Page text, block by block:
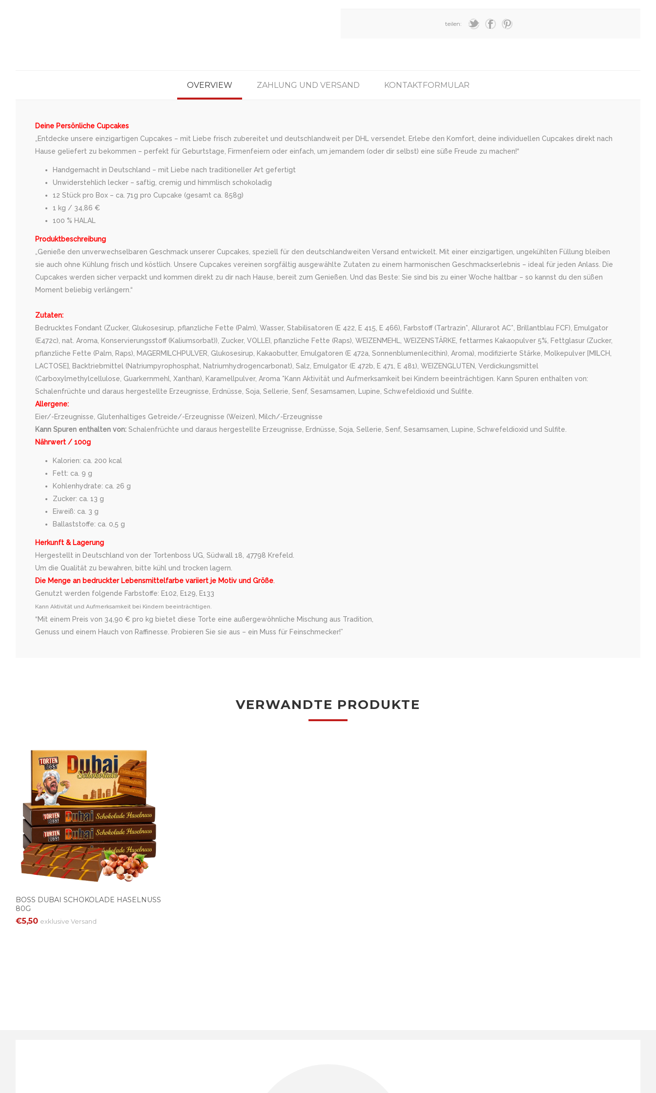
teilen:
OVERVIEW ZAHLUNG UND VERSAND KONTAKTFORMULAR
Deine Persönliche Cupcakes
„Entdecke unsere einzigartigen Cupcakes – mit Liebe frisch zubereitet und deutschlandweit per DHL versendet. Erlebe den Komfort, deine individuellen Cupcakes direkt nach
Hause geliefert zu bekommen – perfekt für Geburtstage, Firmenfeiern oder einfach, um jemandem (oder dir selbst) eine süße Freude zu machen!“
Handgemacht in Deutschland – mit Liebe nach traditioneller Art gefertigt
Unwiderstehlich lecker – saftig, cremig und himmlisch schokoladig
12 Stück pro Box – ca. 71g pro Cupcake (gesamt ca. 858g)
1 kg / 34,86 €
100 % HALAL
Produktbeschreibung
„Genieße den unverwechselbaren Geschmack unserer Cupcakes, speziell für den deutschlandweiten Versand entwickelt. Mit einer einzigartigen, ungekühlten Füllung bleiben
sie auch ohne Kühlung frisch und köstlich. Unsere Cupcakes vereinen sorgfältig ausgewählte Zutaten zu einem harmonischen Geschmackserlebnis – ideal für jeden Anlass. Die
Cupcakes werden sicher verpackt und kommen direkt zu dir nach Hause, bereit zum Genießen. Und das Beste: Sie sind bis zu einer Woche haltbar – so kannst du den süßen
Moment beliebig verlängern.“
Zutaten:
Bedrucktes Fondant (Zucker, Glukosesirup, pflanzliche Fette (Palm), Wasser, Stabilisatoren (E 422, E 415, E 466), Farbstoff (Tartrazin*, Allurarot AC*, Brillantblau FCF), Emulgator
(E472c), nat. Aroma, Konservierungsstoff (Kaliumsorbat)), Zucker, VOLLEI, pflanzliche Fette (Raps), WEIZENMEHL, WEIZENSTÄRKE, fettarmes Kakaopulver 5%, Fettglasur (Zucker,
pflanzliche Fette (Palm, Raps), MAGERMILCHPULVER, Glukosesirup, Kakaobutter, Emulgatoren (E 472a, Sonnenblumenlecithin), Aroma), modifizierte Stärke, Molkepulver [MILCH,
LACTOSE], Backtriebmittel (Natriumpyrophosphat, Natriumhydrogencarbonat), Salz, Emulgator (E 472b, E 471, E 481), WEIZENGLUTEN, Verdickungsmittel
(Carboxylmethylcellulose, Guarkernmehl, Xanthan), Karamellpulver, Aroma *Kann Aktivität und Aufmerksamkeit bei Kindern beeinträchtigen. Kann Spuren enthalten von:
Schalenfrüchte und daraus hergestellte Erzeugnisse, Erdnüsse, Soja, Sellerie, Senf, Sesamsamen, Lupine, Schwefeldioxid und Sulfite.
Allergene:
Eier/-Erzeugnisse, Glutenhaltiges Getreide/-Erzeugnisse (Weizen), Milch/-Erzeugnisse
Kann Spuren enthalten von: Schalenfrüchte und daraus hergestellte Erzeugnisse, Erdnüsse, Soja, Sellerie, Senf, Sesamsamen, Lupine, Schwefeldioxid und Sulfite.
Nährwert / 100g
Kalorien: ca. 200 kcal
Fett: ca. 9 g
Kohlenhydrate: ca. 26 g
Zucker: ca. 13 g
Eiweiß: ca. 3 g
Ballaststoffe: ca. 0,5 g
Herkunft & Lagerung
Hergestellt in Deutschland von der Tortenboss UG, Südwall 18, 47798 Krefeld.
Um die Qualität zu bewahren, bitte kühl und trocken lagern.
Die Menge an bedruckter Lebensmittelfarbe variiert je Motiv und Größe.
Genutzt werden folgende Farbstoffe: E102, E129, E133
Kann Aktivität und Aufmerksamkeit bei Kindern beeinträchtigen.
“Mit einem Preis von 34,90 € pro kg bietet diese Torte eine außergewöhnliche Mischung aus Tradition,
Genuss und einem Hauch von Raffinesse. Probieren Sie sie aus – ein Muss für Feinschmecker!”
VERWANDTE PRODUKTE
BOSS DUBAI SCHOKOLADE HASELNUSS
80G
€5,50 exklusive Versand